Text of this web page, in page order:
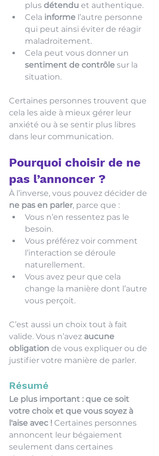
plus détendu et authentique.
Cela informe l’autre personne
qui peut ainsi éviter de réagir
maladroitement.
Cela peut vous donner un
sentiment de contrôle sur la
situation.
Certaines personnes trouvent que
cela les aide à mieux gérer leur
anxiété ou à se sentir plus libres
dans leur communication.
Pourquoi choisir de ne
pas l’annoncer ?
À l’inverse, vous pouvez décider de
ne pas en parler, parce que :
Vous n’en ressentez pas le
besoin.
Vous préférez voir comment
l’interaction se déroule
naturellement.
Vous avez peur que cela
change la manière dont l’autre
vous perçoit.
C’est aussi un choix tout à fait
valide. Vous n’avez aucune
obligation de vous expliquer ou de
justifier votre manière de parler.
Résumé
Le plus important : que ce soit
votre choix et que vous soyez à
l'aise avec ! Certaines personnes
annoncent leur bégaiement
seulement dans certaines